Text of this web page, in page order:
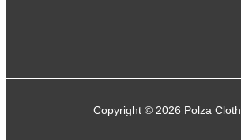
Copyright © 2026 Polza